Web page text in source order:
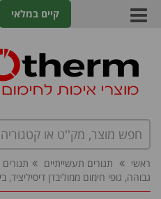
קיים במלאי
ראשי תנורים תעשייתיים
גבוהה, גופי חימום ממוליבדן דיסיליציד,